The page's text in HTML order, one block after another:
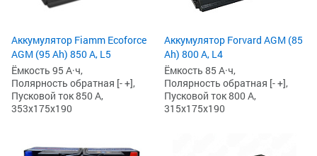
Аккумулятор Fiamm Ecoforce
AGM (95 Ah) 850 A, L5
Ёмкость 95 А·ч,
Полярность обратная [- +],
Пусковой ток 850 А,
353x175x190
Аккумулятор Forvard AGM (85
Ah) 800 А, L4
Ёмкость 85 А·ч,
Полярность обратная [- +],
Пусковой ток 800 А,
315x175x190